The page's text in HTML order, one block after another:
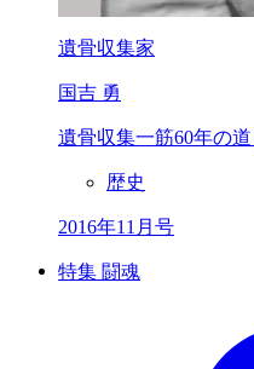
遺骨収集家
国吉 勇
遺骨収集一筋60年の
歴史
2016年11月号
特集 闘魂